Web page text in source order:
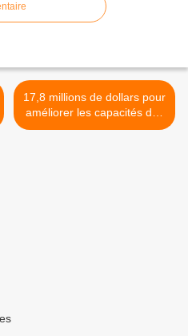
17,8 millions de dollars pour
améliorer les capacités des
Awacs français >